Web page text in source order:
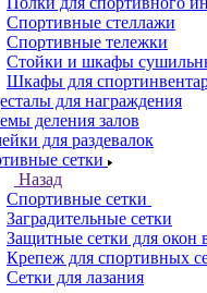
Спортивные стеллажи
Спортивные тележки
Стойки и шкафы
Шкафы для
для награждения
деления залов
для раздевалок
сетки
Назад
Спортивные сетки
Заградительные сетки
Защитные сетки для окон
Крепеж для спортивных
Сетки для лазания